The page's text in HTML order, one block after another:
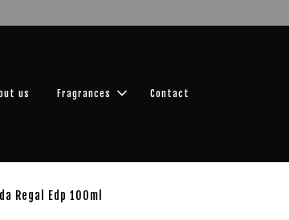
us Fragrances Contact
Regal Edp 100ml